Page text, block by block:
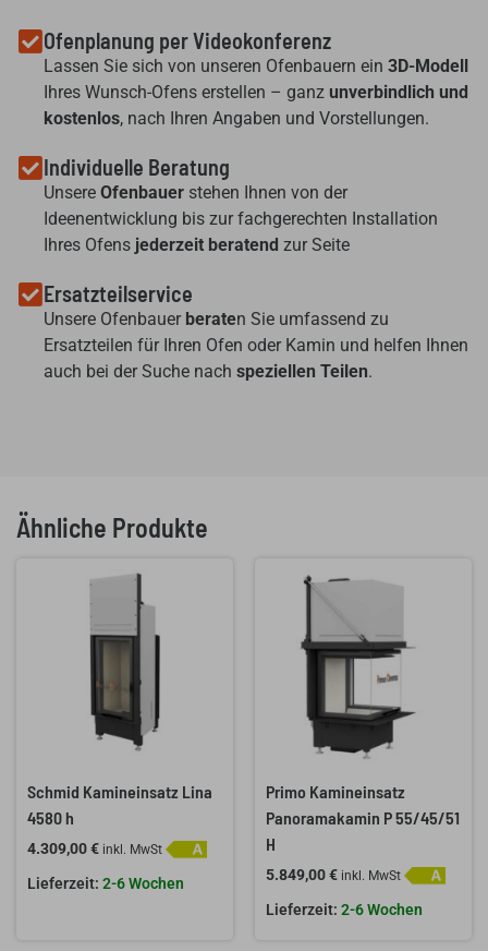
Ofenplanung per Videokonferenz
Lassen Sie sich von unseren Ofenbauern ein 3D-Modell
Ihres Wunsch-Ofens erstellen – ganz unverbindlich und
kostenlos, nach Ihren Angaben und Vorstellungen.
Individuelle Beratung
Unsere Ofenbauer stehen Ihnen von der
Ideenentwicklung bis zur fachgerechten Installation
Ihres Ofens jederzeit beratend zur Seite
Ersatzteilservice
Unsere Ofenbauer beraten Sie umfassend zu
Ersatzteilen für Ihren Ofen oder Kamin und helfen Ihnen
auch bei der Suche nach speziellen Teilen.
Ähnliche Produkte
Schmid Kamineinsatz Lina
4580 h
4.309,00€ inkl. MwSt
2-6 Wochen
Primo Kamineinsatz
Panoramakamin P 55/45/51
H
5.849,00€ inkl. MwSt
2-6 Wochen